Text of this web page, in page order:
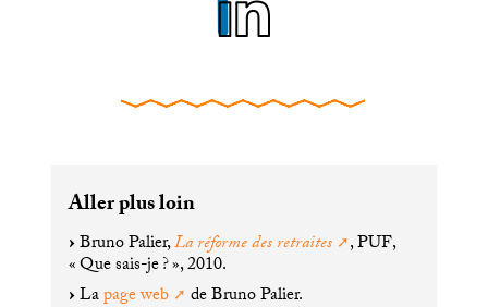
Aller plus loin
Bruno Palier,La réforme des retraites ,PUF,
«Que sais-je?», 2010.
Lapage web de Bruno Palier.